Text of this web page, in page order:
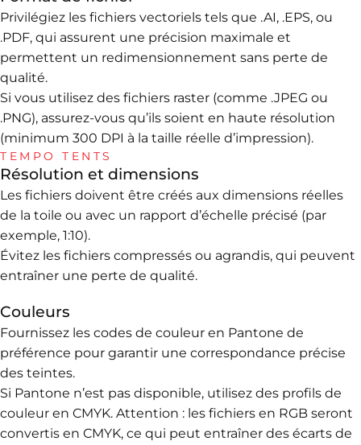
TEMPO TENTS
Exigences pourvos
fichiersgraphiques
Pour garantir une impression de qualité optimale sur
production, merci de suivre attentivement les
recommandations ci-dessous :
Privilégiez les fichiers vectoriels tels que .AI, .EPS, ou
.PDF, qui assurent une précision maximale et
permettent un redimensionnement sans perte de
qualité.
Si vous utilisez des fichiers raster (comme .JPEG ou
.PNG), assurez-vous qu’ils soient en haute résolution
(minimum 300 DPI à la taille réelle d’impression).
Résolution et dimensions
Les fichiers doivent être créés aux dimensions réelles
de la toile ou avec un rapport d’échelle précisé (par
exemple, 1:10).
Évitez les fichiers compressés ou agrandis, qui peuvent
entraîner une perte de qualité.
Couleurs
Fournissez les codes de couleur en Pantone de
préférence pour garantir une correspondance précise
des teintes.
Si Pantone n’est pas disponible, utilisez des profils de
couleur en CMYK. Attention : les fichiers en RGB seront
convertis en CMYK, ce qui peut entraîner des écarts de